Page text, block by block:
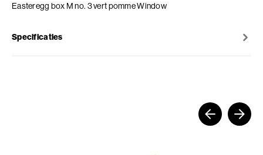
Easteregg box M no. 3 vert pomme Window
Specificaties